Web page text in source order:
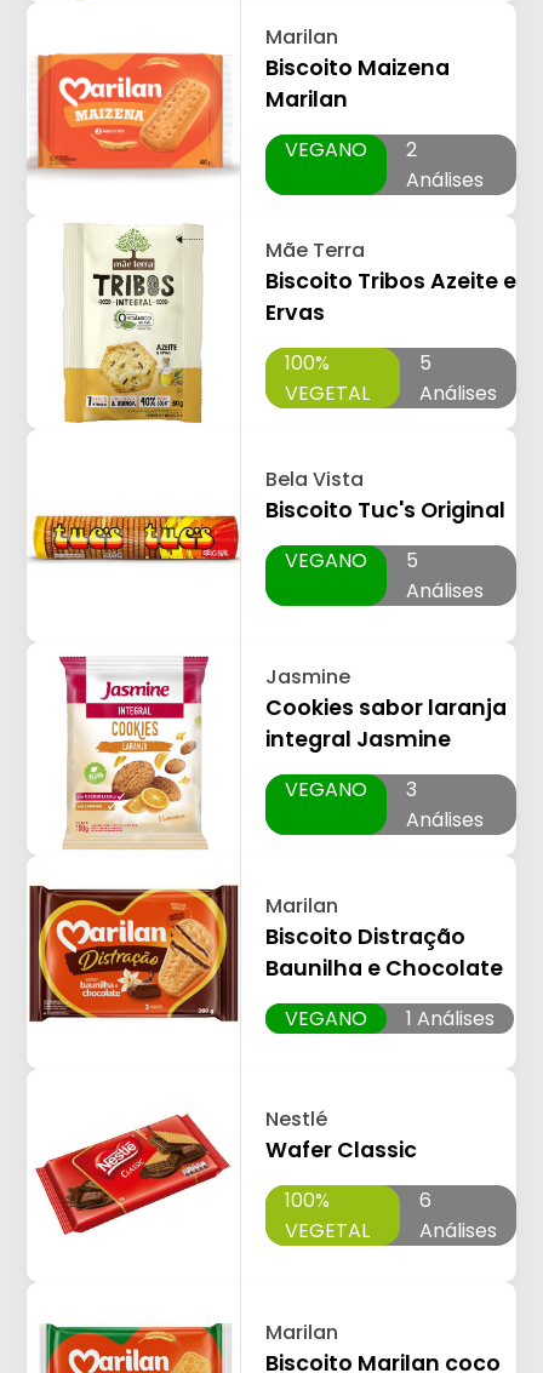
Marilan
Biscoito Maizena
Marilan
VEGANO
2
Análises
Mãe Terra
Biscoito Tribos Azeite e
Ervas
100%
VEGETAL
5
Análises
Bela Vista
Biscoito Tuc's Original
VEGANO
5
Análises
Jasmine
Cookies sabor laranja
integral Jasmine
VEGANO
3
Análises
Marilan
Biscoito Distração
Baunilha e Chocolate
VEGANO 1 Análises
Nestlé
Wafer Classic
100%
VEGETAL
6
Análises
Marilan
Biscoito Marilan coco